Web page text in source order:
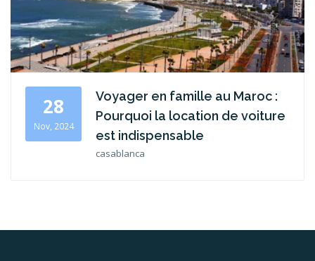
28
Nov, 2024
Voyager en famille au Maroc :
Pourquoi la location de voiture
est indispensable
casablanca